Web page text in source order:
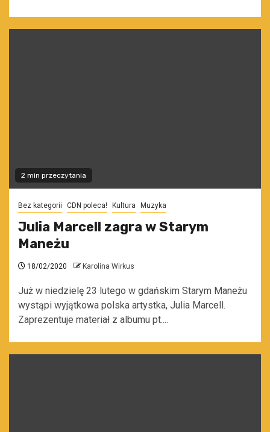
2 min przeczytania
Bez kategorii CDN poleca! Kultura Muzyka
Julia Marcell zagra w Starym
Maneżu
18/02/2020 Karolina Wirkus
Już w niedzielę 23 lutego w gdańskim Starym Maneżu
wystąpi wyjątkowa polska artystka, Julia Marcell.
Zaprezentuje materiał z albumu pt....